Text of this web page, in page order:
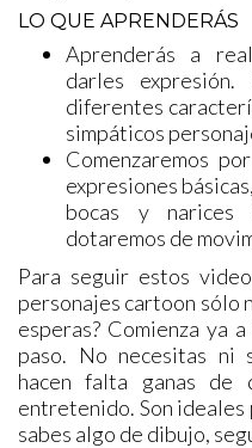
LO QUE APRENDERÁS
Aprenderás a
darles
diferentes
simpáticos
Comenzaremos
expresiones
bocas y narices
dotaremos de
Para seguir estos
personajes cartoon sólo
esperas? Comienza ya
paso. No necesitas ni
hacen falta ganas
entretenido. Son ideales
sabes algo de dibujo,